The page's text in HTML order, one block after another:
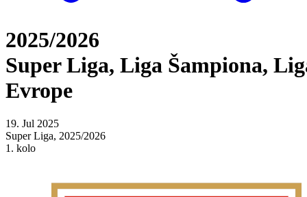
2025/2026
Super Liga, Liga Šampiona,
Evrope
19. Jul 2025
Super Liga, 2025/2026
1. kolo